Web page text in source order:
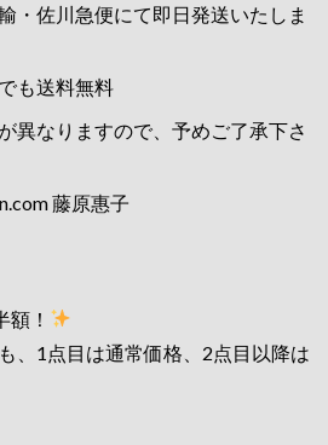
・佐川急便にて即日発送いたしま
も送料無料
異なりますので、予めご了承下さ
藤原惠子
！
、1点目は通常価格、2点目以降は